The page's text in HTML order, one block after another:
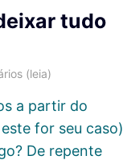
tudo
(leia)
a partir do
for seu caso)
De repente